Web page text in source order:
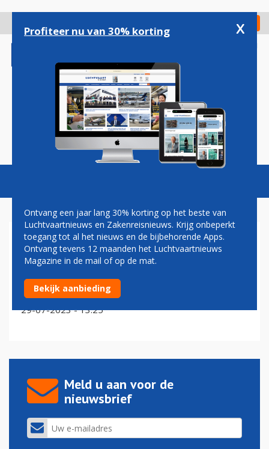
gaan
Check in
Magazine Podcasts Vacatures
E-190
Verdachte man van TUI-vliegtuig gehaald op
Antwerpen Airport
29-07-2023 - 13:25
Meld u aan voor de
nieuwsbrief
Profiteer nu van 30% korting x
Ontvang een jaar lang 30% korting op het beste van
Luchtvaartnieuws en Zakenreisnieuws. Krijg onbeperkt
toegang tot al het nieuws en de bijbehorende Apps.
Ontvang tevens 12 maanden het Luchtvaartnieuws
Magazine in de mail of op de mat.
Bekijk aanbieding